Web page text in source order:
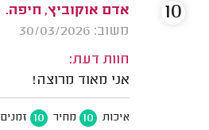
אדם אוקוביץ, חיפה.
משוב: 30/03/2026
חוות דעת:
אני מאוד מרוצה!
איכות 10 מחיר 10 זמנים
10